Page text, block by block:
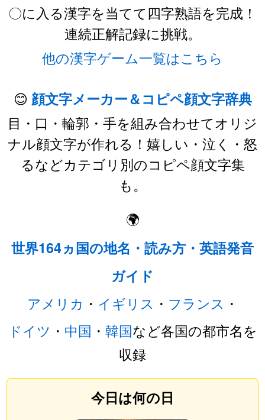
〇に入る漢字を当てて四字熟語を完成！
連続正解記録に挑戦。
他の漢字ゲーム一覧はこちら
😊 顔文字メーカー＆コピペ顔文字辞典
目・口・輪郭・手を組み合わせてオリジ
ナル顔文字が作れる！嬉しい・泣く・怒
るなどカテゴリ別のコピペ顔文字集
も。
🌍
世界164ヵ国の地名・読み方・英語発音
ガイド
アメリカ ・ イギリス ・ フランス ・
ドイツ ・ 中国 ・ 韓国など各国の都市名を
収録
今日は何の日